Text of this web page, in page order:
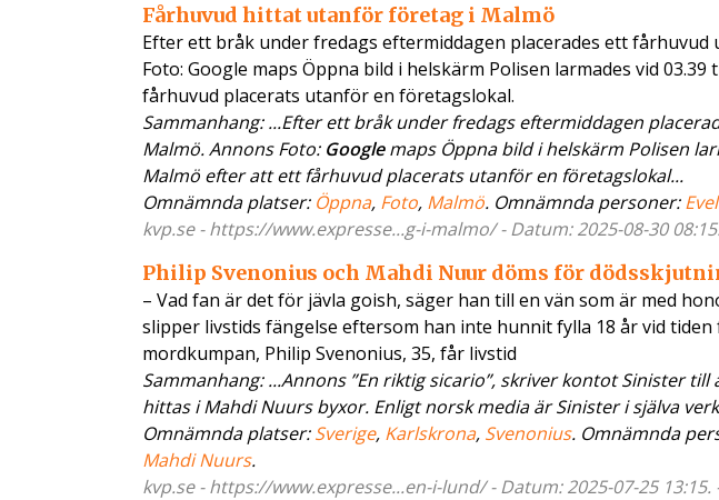
Fårhuvud hittat utanför företag i Malmö
Efter ett bråk under fredags eftermiddagen placerades ett
Foto: Google maps Öppna bild i helskärm Polisen larmades vid
fårhuvud placerats utanför en företagslokal.
Sammanhang: ...Efter ett bråk under fredags eftermiddagen
Malmö. Annons Foto: Googlemaps Öppna bild i helskärm Polisen
Malmö efter att ett fårhuvud placerats utanför en företagslokal...
Omnämnda platser: Öppna, Foto, Malmö. Omnämnda personer:
kvp.se - https://www.expresse...g-i-malmo/ - Datum: 2025-08-30
Philip Svenonius och Mahdi Nuur döms för
– Vad fan är det för jävla goish, säger han till en vän som är med
slipper livstids fängelse eftersom han inte hunnit fylla 18 år vid tiden
mordkumpan, Philip Svenonius, 35, får livstid
Sammanhang: ...Annons ”En riktig sicario”, skriver kontot Sinister
hittas i Mahdi Nuurs byxor. Enligt norsk media är Sinister i själva
Omnämnda platser:Sverige, Karlskrona, Svenonius. Omnämnda
Mahdi Nuurs.
kvp.se - https://www.expresse...en-i-lund/ - Datum: 2025-07-25 13:15.